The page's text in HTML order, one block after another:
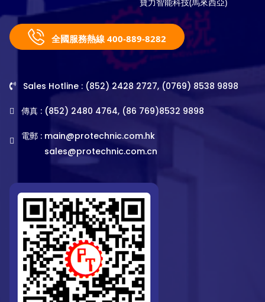
寶力智能科技(馬來西亞)
全國服務熱線 400-889-8282
Sales Hotline : (852) 2428 2727, (0769) 8538 9898
傳真 : (852) 2480 4764, (86 769)8532 9898
電郵 : main@protechnic.com.hk
sales@protechnic.com.cn